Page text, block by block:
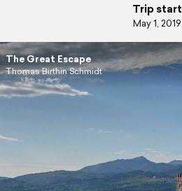
Trip start
May 1, 2019
The Great Escape
Thomas Birthin Schmidt